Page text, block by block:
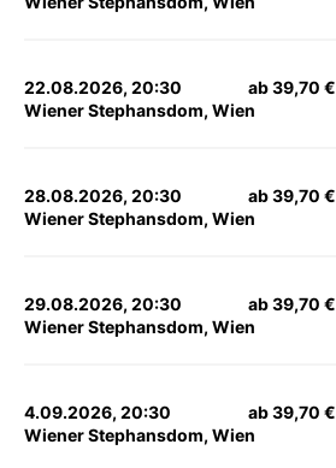
22.08.2026, 20:30
Wiener Stephansdom, Wien
ab 39,70 €
28.08.2026, 20:30
Wiener Stephansdom, Wien
ab 39,70 €
29.08.2026, 20:30
Wiener Stephansdom, Wien
ab 39,70 €
4.09.2026, 20:30
Wiener Stephansdom, Wien
ab 39,70 €